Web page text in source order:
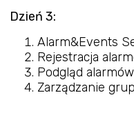
Dzień 3:
Alarm&Events
Rejestracja
Podgląd
Zarządzanie